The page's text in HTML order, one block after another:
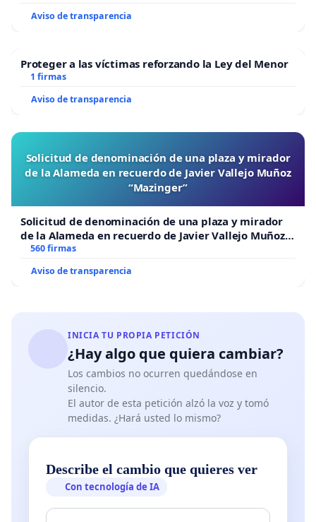
Aviso de transparencia
Proteger a las víctimas reforzando la Ley del Menor
1 firmas
Aviso de transparencia
Solicitud de denominación de una plaza y mirador
de la Alameda en recuerdo de Javier Vallejo Muñoz
“Mazinger”
Solicitud de denominación de una plaza y mirador
de la Alameda en recuerdo de Javier Vallejo Muñoz
“Mazinger”
560 firmas
Aviso de transparencia
INICIA TU PROPIA PETICIÓN
¿Hay algo que quiera cambiar?
Los cambios no ocurren quedándose en
silencio.
El autor de esta petición alzó la voz y tomó
medidas. ¿Hará usted lo mismo?
Describe el cambio que quieres ver
Con tecnología de IA